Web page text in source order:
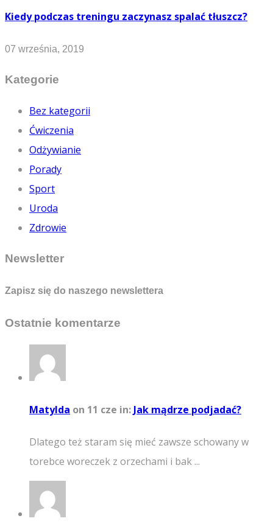
Kiedy podczas treningu zaczynasz spalać tłuszcz?
07 września, 2019
Kategorie
Bez kategorii
Ćwiczenia
Odżywianie
Porady
Sport
Uroda
Zdrowie
Newsletter
Zapisz się do naszego newslettera
Ostatnie komentarze
Matylda on 11 cze in: Jak mądrze podjadać?
Dlatego też staram się mieć zawsze schowany w
torebce woreczek z orzechami i bak ...